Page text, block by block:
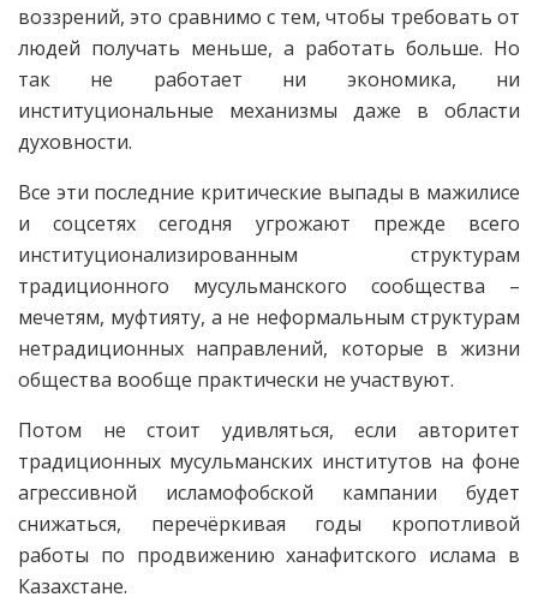
воззрений, это сравнимо с тем, чтобы требовать от
людей получать меньше, а работать больше. Но
так не работает ни экономика, ни
институциональные механизмы даже в области
духовности.
Все эти последние критические выпады в мажилисе
и соцсетях сегодня угрожают прежде всего
институционализированным структурам
традиционного мусульманского сообщества –
мечетям, муфтияту, а не неформальным структурам
нетрадиционных направлений, которые в жизни
общества вообще практически не участвуют.
Потом не стоит удивляться, если авторитет
традиционных мусульманских институтов на фоне
агрессивной исламофобской кампании будет
снижаться, перечёркивая годы кропотливой
работы по продвижению ханафитского ислама в
Казахстане.